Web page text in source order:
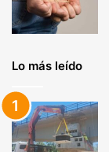
Lo más leído